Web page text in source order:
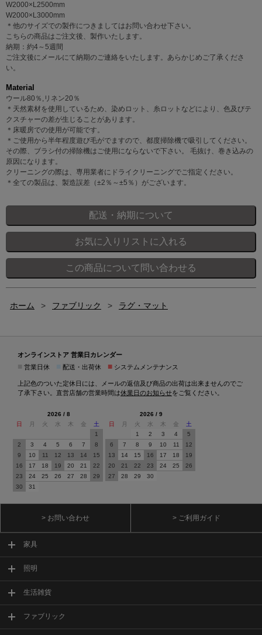
W2000×L2500mm
W2000×L3000mm
＊他のサイズでの製作につきましてはお問い合わせ下さい。
こちらの商品はご注文後、製作いたします。
納期：約4～5週間
ご注文後にメールにて納期のご連絡をいたします。あらかじめご了承くださ
い。
Material
ウール80％,リネン20％
＊天然素材を使用しているため、染めロット、糸ロットなどにより、色及びテ
クスチャーの差が生じることがあります。
＊床暖房での使用が可能です。
＊ご使用から半年程度遊び毛がでますので、都度掃除機で吸引してください。
その際、ブラシ付の掃除機はご使用にならないで下さい。 毛抜け、巻き込みの
原因になります。
クリーニングの際は、専用業者にドライクリーニングでご指定ください。
＊全ての製品は、製造誤差（±2％～±5％）がございます。
ホーム > ファブリック > ラグ・マット
オンラインストア 営業日カレンダー
営業日休 配送・出荷休 ■ システムメンテナンス
上記色のついた定休日には、メールの返信及び商品の出荷は出来ませんのでご
了承下さい。直営店舗の営業時間は休業日のお知らせをご覧ください。
2026 / 8
日
月 火 水 木 金
土
1
2
3 4 5 6 7
8
9
10 11 12 13 14
15
16
17 18 19 20 21
22
23
24 25 26 27 28
29
30
31
2026 / 9
日
月 火 水 木 金
土
1
2 3 4
5
6
7 8 9 10 11
12
13
14 15 16 17 18
19
20
21 22 23 24 25
26
27
28 29 30
> お問い合わせ > ご利用ガイド
家具
照明
生活雑貨
ファブリック